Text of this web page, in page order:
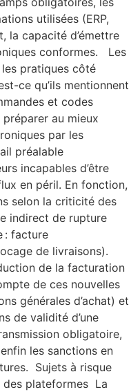
utilisées (ERP,
la capacité d’émettre
conformes. Les
pratiques côté
ce qu’ils mentionnent
et codes
au mieux
par les
préalable
incapables d’être
en péril. En fonction,
selon la criticité des
indirect de rupture
: facture
de livraisons).
de la facturation
de ces nouvelles
générales d’achat) et
de validité d’une
obligatoire,
les sanctions en
Sujets à risque
des plateformes La